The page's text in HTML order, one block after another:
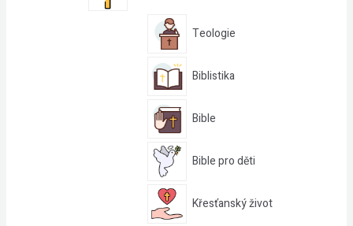
Teologie
Biblistika
Bible
Bible pro děti
Křesťanský život